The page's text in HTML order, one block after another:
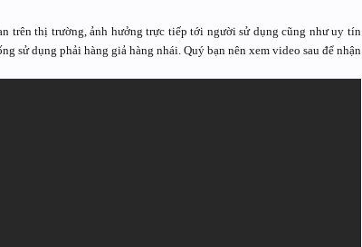
trên thị trường, ảnh hưởng trực tiếp tới người sử dụng cũng như uy tín
sử dụng phải hàng giả hàng nhái. Quý bạn nên xem video sau để nhận